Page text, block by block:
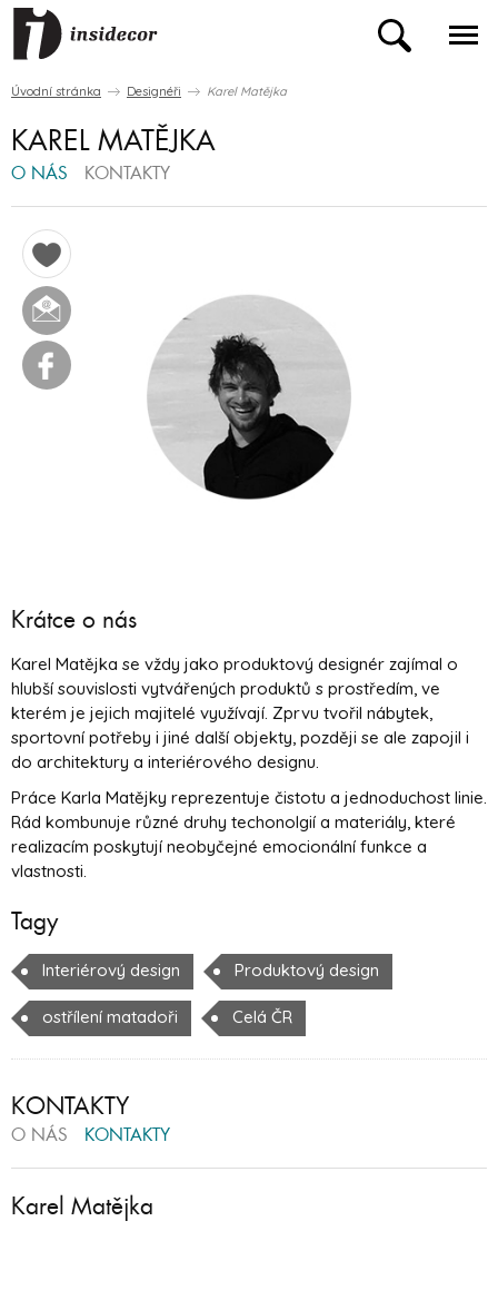
Úvodní stránka Designéři Karel Matějka
KAREL MATĚJKA
O NÁS KONTAKTY
Krátce o nás
Karel Matějka se vždy jako produktový designér zajímal o
hlubší souvislosti vytvářených produktů s prostředím, ve
kterém je jejich majitelé využívají. Zprvu tvořil nábytek,
sportovní potřeby i jiné další objekty, později se ale zapojil i
do architektury a interiérového designu.
Práce Karla Matějky reprezentuje čistotu a jednoduchost linie.
Rád kombunuje různé druhy techonolgií a materiály, které
realizacím poskytují neobyčejné emocionální funkce a
vlastnosti.
Tagy
Interiérový design Produktový design
ostřílení matadoři Celá ČR
KONTAKTY
O NÁS KONTAKTY
Karel Matějka